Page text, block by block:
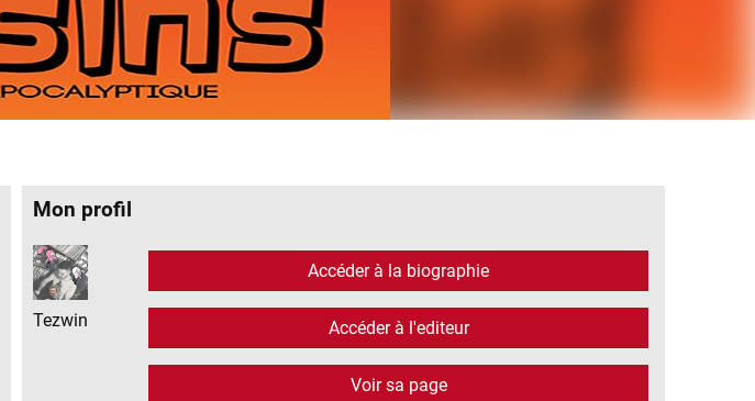
Mon profil
Tezwin
Accéder à la biographie
Accéder à l'editeur
Voir sa page